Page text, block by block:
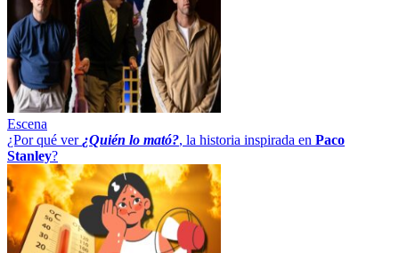
Escena
¿Por qué ver ¿Quién lo mató?, la historia inspirada en Paco
Stanley?